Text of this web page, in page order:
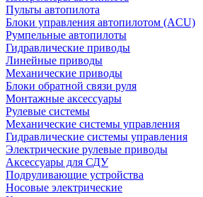
Пульты автопилота
Блоки управления автопилотом (ACU)
Румпельные автопилоты
Гидравлические приводы
Линейные приводы
Механические приводы
Блоки обратной связи руля
Монтажные аксессуары
Рулевые системы
Механические системы управления
Гидравлические системы управления
Электрические рулевые приводы
Аксессуары для СДУ
Подруливающие устройства
Носовые электрические